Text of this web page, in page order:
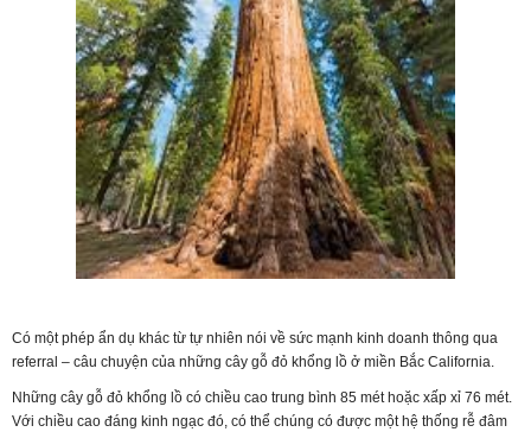
Có một phép ẩn dụ khác từ tự nhiên nói về sức mạnh kinh doanh thông qua
referral – câu chuyện của những cây gỗ đỏ khổng lồ ở miền Bắc California.
Những cây gỗ đỏ khổng lồ có chiều cao trung bình 85 mét hoặc xấp xỉ 76 mét.
Với chiều cao đáng kinh ngạc đó, có thể chúng có được một hệ thống rễ đâm